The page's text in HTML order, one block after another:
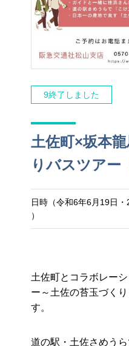
9終了しました
土佐町×坂本
りバスツアー
日時（令和6年6月19日
）
土佐町とコラボレー
ー～土佐の苔玉づく
す。
道の駅・土佐さめう